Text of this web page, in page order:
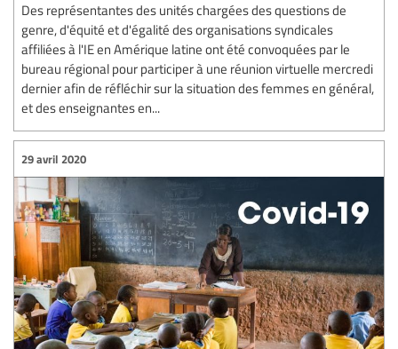
Des représentantes des unités chargées des questions de
genre, d'équité et d'égalité des organisations syndicales
affiliées à l'IE en Amérique latine ont été convoquées par le
bureau régional pour participer à une réunion virtuelle mercredi
dernier afin de réfléchir sur la situation des femmes en général,
et des enseignantes en...
29 avril 2020